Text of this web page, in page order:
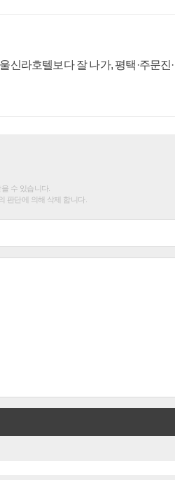
신라호텔보다 잘 나가, 평택·주문진·
수 있습니다.
판단에 의해 삭제 합니다.